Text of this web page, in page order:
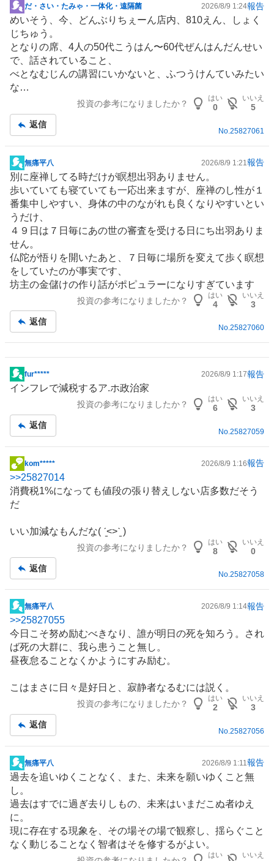
掲
示
板
記
事
だ・さい・たみゃ・一体化・遠隔菌 2026/8/9 1:24報告
めいそう、今、どんぶりちぇーん店内、810えん、しょく
じちゅう。
となりの席、4人の50代こうはん〜60代ぜんはんだんせい
で、話されていること、
べとなむじんの講習にいかないと、ふつうけんていみたい
な…
投資の参考になりましたか？
はい
0
いいえ
5
返信
No. 25827061
掲
示
板
記
事
無痛平八 2026/8/9 1:21 報告
別に座禅してる時だけが瞑想出羽ありません。
歩いていても寝ていても一応出来ますが、座禅のし性が１
番集中しやすい、身体の中のながれも良くなりやすいとい
うだけ、
４９日は７日毎にあの世の審査を受ける日にち出羽ありま
せん。
仏陀が悟りを開いたあと、７日毎に場所を変えて歩く瞑想
をしていたのが事実です、
坊主の金儲けの作り話がポピュラーになりすぎています
投資の参考になりましたか？
はい
4
いいえ
3
返信
No.25827060
掲
示
事
fur***** 2026/8/9 1:17報告
インフレで減税するア.ホ政治家
投資の参考になりましたか？
はい
6
いいえ
3
返信
No. 25827059
掲
示
板
記
kom***** 2026/8/9 1:16報告
>>25827014
消費税1%になっても値段の張り替えしない店多数だそう
だ
いい加減なもんだな( ˊ̱˂˃ˋ̱ )
投資の参考になりましたか？
はい
8
いいえ
0
返信
No.25827058
掲
示
板
記
事
無痛平八 2026/8/9 1:14報告
>>25827055
今日こそ努め励むべきなり、誰が明日の死を知ろう。され
ば死の大群に、我ら患うこと無し。
昼夜怠ることなくかようにすみ励む。
こはまさに日々是好日と、寂静者なるむには説く。
投資の参考になりましたか？
はい
2
いいえ
3
返信
No. 25827056
掲
示
板
記
事
無痛平八 2026/8/9 1:11 報告
過去を追いゆくことなく、また、未来を願いゆくこと無
し。
過去はすでに過ぎ去りしもの、未来はいまだこぬ者ゆえ
に。
現に存在する現象を、その場その場で観察し、揺らぐこと
なく動じることなく智者はそを修するがよい。
はい いいえ